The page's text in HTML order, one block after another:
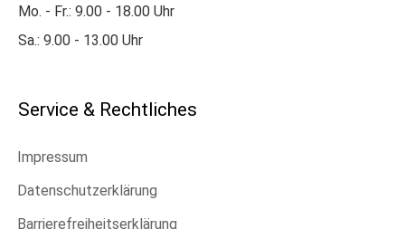
Mo. - Fr.: 9.00 - 18.00 Uhr
Sa.: 9.00 - 13.00 Uhr
Service & Rechtliches
Impressum
Datenschutzerklärung
Barrierefreiheitserklärung